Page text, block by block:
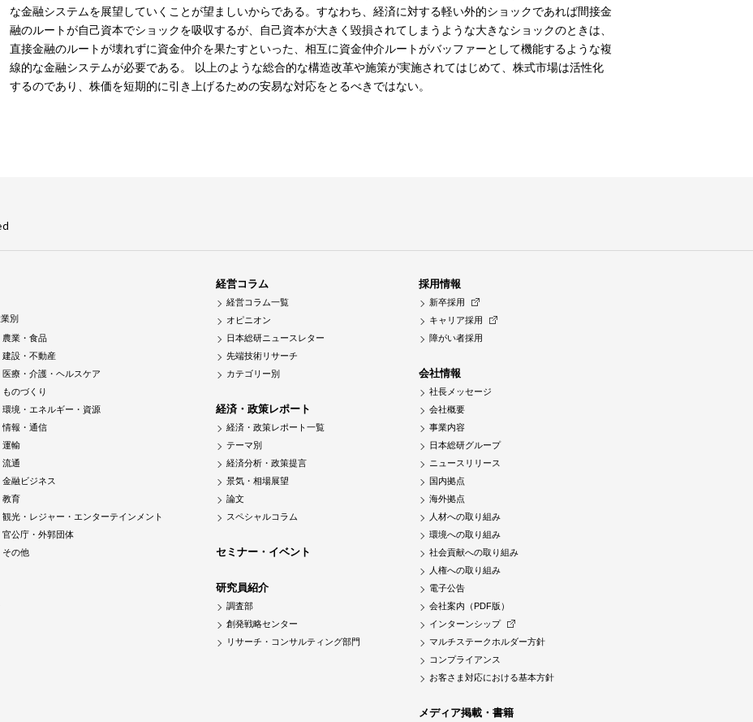
な金融システムを展望していくことが望ましいからである。すなわち、経済に対する軽い外的ショックであれば間接金
融のルートが自己資本でショックを吸収するが、自己資本が大きく毀損されてしまうような大きなショックのときは、
直接金融のルートが壊れずに資金仲介を果たすといった、相互に資金仲介ルートがバッファーとして機能するような複
線的な金融システムが必要である。 以上のような総合的な構造改革や施策が実施されてはじめて、株式市場は活性化
するのであり、株価を短期的に引き上げるための安易な対応をとるべきではない。
別
農業・食品
建設・不動産
医療・介護・ヘルスケア
ものづくり
環境・エネルギー・資源
情報・通信
運輸
流通
金融ビジネス
教育
観光・レジャー・エンターテインメント
官公庁・外郭団体
その他
経営コラム
経営コラム一覧
オピニオン
日本総研ニュースレター
先端技術リサーチ
カテゴリー別
経済・政策レポート
経済・政策レポート一覧
テーマ別
経済分析・政策提言
景気・相場展望
論文
スペシャルコラム
セミナー・イベント
研究員紹介
調査部
創発戦略センター
リサーチ・コンサルティング部門
採用情報
新卒採用
キャリア採用
障がい者採用
会社情報
社長メッセージ
会社概要
事業内容
日本総研グループ
ニュースリリース
国内拠点
海外拠点
人材への取り組み
環境への取り組み
社会貢献への取り組み
人権への取り組み
電子公告
会社案内（PDF版）
インターンシップ
マルチステークホルダー方針
コンプライアンス
お客さま対応における基本方針
メディア掲載・書籍